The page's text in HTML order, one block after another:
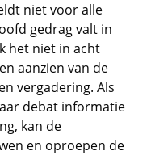
niet voor alle
gedrag valt in
het niet in acht
aanzien van de
vergadering. Als
debat informatie
kan de
en oproepen de